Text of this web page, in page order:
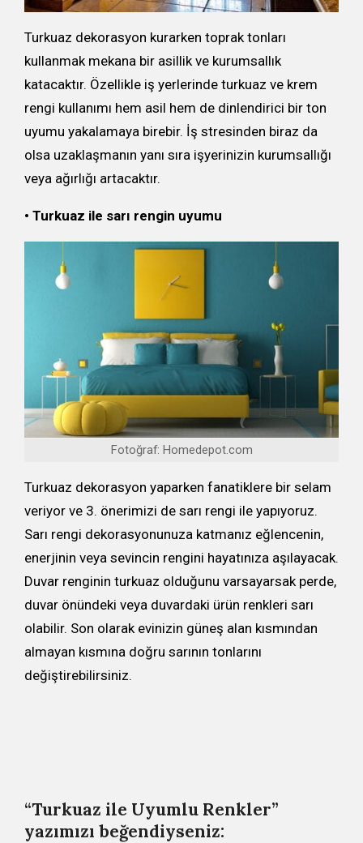
Turkuaz dekorasyon kurarken toprak tonları
kullanmak mekana bir asillik ve kurumsallık
katacaktır. Özellikle iş yerlerinde turkuaz ve krem
rengi kullanımı hem asil hem de dinlendirici bir ton
uyumu yakalamaya birebir. İş stresinden biraz da
olsa uzaklaşmanın yanı sıra işyerinizin kurumsallığı
veya ağırlığı artacaktır.
• Turkuaz ile sarı rengin uyumu
Fotoğraf: Homedepot.com
Turkuaz dekorasyon yaparken fanatiklere bir selam
veriyor ve 3. önerimizi de sarı rengi ile yapıyoruz.
Sarı rengi dekorasyonunuza katmanız eğlencenin,
enerjinin veya sevincin rengini hayatınıza aşılayacak.
Duvar renginin turkuaz olduğunu varsayarsak perde,
duvar önündeki veya duvardaki ürün renkleri sarı
olabilir. Son olarak evinizin güneş alan kısmından
almayan kısmına doğru sarının tonlarını
değiştirebilirsiniz.
“Turkuaz ile Uyumlu Renkler”
yazımızı beğendiyseniz: